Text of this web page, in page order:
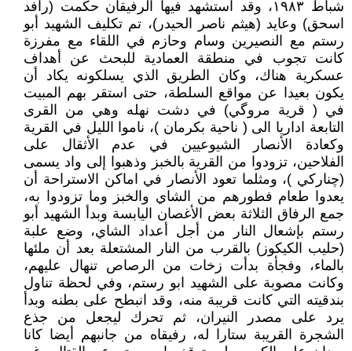
شباط ١٩٨٣، وقد استشهد فيها الرفيقان حكمت (رافد
اسحق) وعايد (هيثم ناصر الحيدر)، تم تكليف الشهيد أبو
رستم مع النصيرين وسام وحازم في اللقاء مع مفرزة
كانت تجوب في منطقة العمادية للبحث عن أهداف
عسكرية هناك، وكان الطريق الذي يسلكونه يكاد أن
يكون بعيدا عن مواقع السلطة، حتى استقر بهم المبيت
في ( قرية مروگي) في دشت نهله وهي من القرى
التابعة اداريا الى ( ناحية بكرمان )، ناموا الليل في القرية
وكعادة الأنصار الشيوعيين في عدم الأثقال على
الفلاحين، تزودوا من القرية بالخبز وذهبوا إلى واد يسمى
(چناركي )، ومثلما تعود الأنصار في اماكن الاستراحة أن
يعدوا طعام فطورهم من الشاي والخبز وما تزودوا به،
جمع الرفاق الثلاثة بعض الأغصان اليابسة وبدأ الشهيد أبو
رستم بإشعال النار من أجل أعداد الشاي، وضع علبة
(حليب الكيكوز) بالقرب من النار المشتعلة بعد أن ملئها
بالماء، وفجأة بدأت زخات من الرصاص تنهال عليهم،
وكانت مصوبة على الشهيد ابو رستم، وفي لحظة تناول
بندقيته التي كانت قريبة منه، وقد انبطح على بطنه وبدأ
يرد على مصدر النيران، ثم تحرك ليجعل من جذع
الشجرة القريبة ستارا له، رفيقاه من جانبهم أيضا كانا